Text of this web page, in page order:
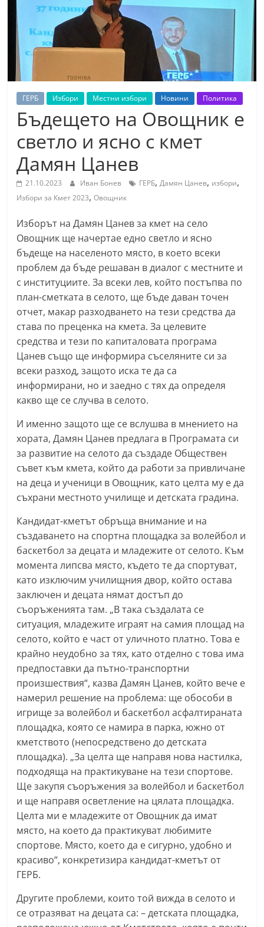
т
а
а
н
ъ
к
и
б
а
с
т
С
а
р
а
З
а
г
о
р
а
–
k
a
a
n
l
a
.
i
n
f
o
,
k
a
z
a
n
l
a
k
-
b
i
n
ГЕРБ Избори Местни избори Новини Политика
Бъдещето на Овощник е
светло и ясно с кмет
Дамян Цанев
21.10.2023 Иван Бонев ГЕРБ,Дамян Цанев, избори,
Избори за Кмет 2023,Овощник
Изборът на Дамян Цанев за кмет на село
Овощник ще начертае едно светло и ясно
бъдеще на населеното място, в което всеки
проблем да бъде решаван в диалог с местните и
с институциите. За всеки лев, който постъпва по
план-сметката в селото, ще бъде даван точен
отчет, макар разходването на тези средства да
става по преценка на кмета. За целевите
средства и тези по капиталовата програма
Цанев също ще информира съселяните си за
всеки разход, защото иска те да са
информирани, но и заедно с тях да определя
какво ще се случва в селото.
И именно защото ще се вслушва в мнението на
хората, Дамян Цанев предлага в Програмата си
за развитие на селото да създаде Обществен
съвет към кмета, който да работи за привличане
на деца и ученици в Овощник, като целта му е да
съхрани местното училище и детската градина.
Кандидат-кметът обръща внимание и на
създаването на спортна площадка за волейбол и
баскетбол за децата и младежите от селото. Към
момента липсва място, където те да спортуват,
като изключим училищния двор, който остава
заключен и децата нямат достъп до
съоръженията там. „В така създалата се
ситуация, младежите играят на самия площад на
селото, който е част от уличното платно. Това е
крайно неудобно за тях, като отделно с това има
предпоставки да пътно-транспортни
произшествия“, казва Дамян Цанев, който вече е
намерил решение на проблема: ще обособи в
игрище за волейбол и баскетбол асфалтираната
площадка, която се намира в парка, южно от
кметството (непосредствено до детската
площадка). „За целта ще направя нова настилка,
подходяща на практикуване на тези спортове.
Ще закупя съоръжения за волейбол и баскетбол
и ще направя осветление на цялата площадка.
Целта ми е младежите от Овощник да имат
място, на което да практикуват любимите
спортове. Място, което да е сигурно, удобно и
красиво“, конкретизира кандидат-кметът от
ГЕРБ.
Другите проблеми, които той вижда в селото и
се отразяват на децата са: – детската площадка,